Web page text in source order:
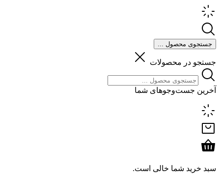
جستجوی محصول ...
جستجو در محصولات
آخرین جست‌وجوهای شما
سبد خرید شما خالی است.